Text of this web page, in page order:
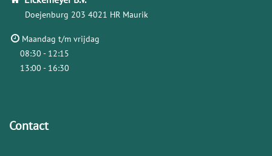
Doejenburg 203 4021 HR Maurik
Maandag t/m vrijdag
08:30 - 12:15
13:00 - 16:30
Contact